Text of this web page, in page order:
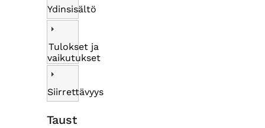
Ydinsisältö
Tulokset ja
vaikutukset
Siirrettävyys
Taust